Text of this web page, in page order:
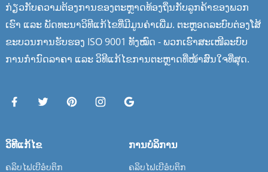
ກ່ຽວກັບຄວາມຕ້ອງການຂອງຕະຫຼາດທ້ອງຖິ່ນກັບລູກຄ້າຂອງພວກ
ເຮົາ ແລະ ພັດທະນາວິທີແກ້ໄຂທີ່ມີມູນຄ່າເພີ່ມ. ຕະຫຼອດລະບົບຕ່ອງໂສ້
ຂະບວນການຮັບຮອງ ISO 9001 ທັງໝົດ - ພວກເຮົາສະເໜີລະບົບ
ການກຳນົດລາຄາ ແລະ ວິທີແກ້ໄຂການຕະຫຼາດທີ່ໜ້າສົນໃຈທີ່ສຸດ.
ວິທີແກ້ໄຂ
ຄລິບໄຟເບີອໍບຕິກ
ການບໍລິການ
ຄລິບໄຟເບີອໍບຕິກ